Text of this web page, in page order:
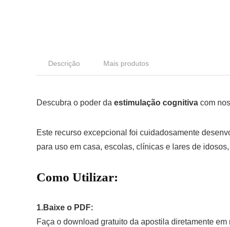
Descrição Mais produtos
Descubra o poder da estimulação cognitiva com
Este recurso excepcional foi cuidadosamente
para uso em casa, escolas, clínicas e lares de
Como Utilizar:
1.Baixe o PDF:
Faça o download gratuito da apostila diretamente em